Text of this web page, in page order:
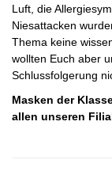
Luft, die
Niesattacken
Thema keine
wollten Euch aber
Schlussfolgerung
Masken der
allen unseren